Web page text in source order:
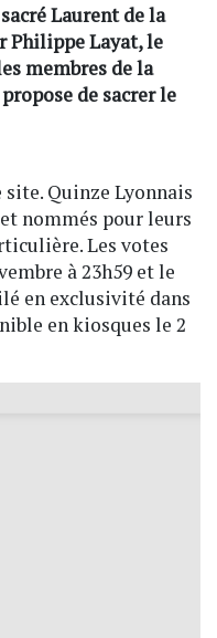
Laurent de la
Philippe Layat, le
membres de la
de sacrer le
Quinze Lyonnais
nommés pour leurs
Les votes
à 23h59 et le
en exclusivité dans
en kiosques le 2